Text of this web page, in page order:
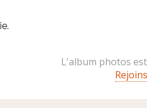
L'album photos